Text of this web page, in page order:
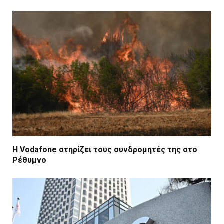
Η Vodafone στηρίζει τους συνδρομητές της στο
Ρέθυμνο